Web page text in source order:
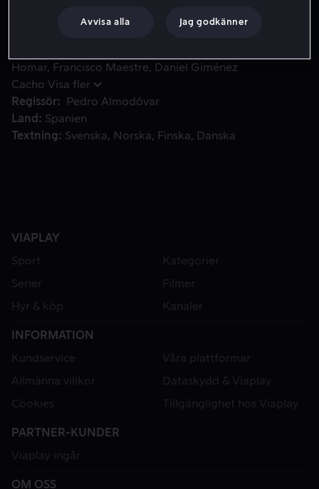
Homar
Francisco Maestre
Daniel Giménez
Cacho Visa fler
Regissör
Pedro Almodóvar
Land
Spanien
Textning
Svenska Norska Finska Danska
VIAPLAY
Sport
Kategorier
Serier
Filmer
Hyr & köp
Kanaler
INFORMATION
Kundservice
Våra plattformar
Allmänna villkor
Dataskydd & Viaplay
Cookies
Tillgänglighet hos Viaplay
PARTNER-KUNDER
Viaplay ingår
OM OSS
Avvisa alla Jag godkänner